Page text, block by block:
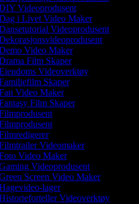
Videoprodusent
i Livet Video Maker
Videoprodusent
Video Maker
Film Skaper
Videoverktøy
Skaper
Video Maker
Film Skaper
Videomaker
Video Maker
Videoprodusent
Screen Video Maker
lager
Videoverktøy